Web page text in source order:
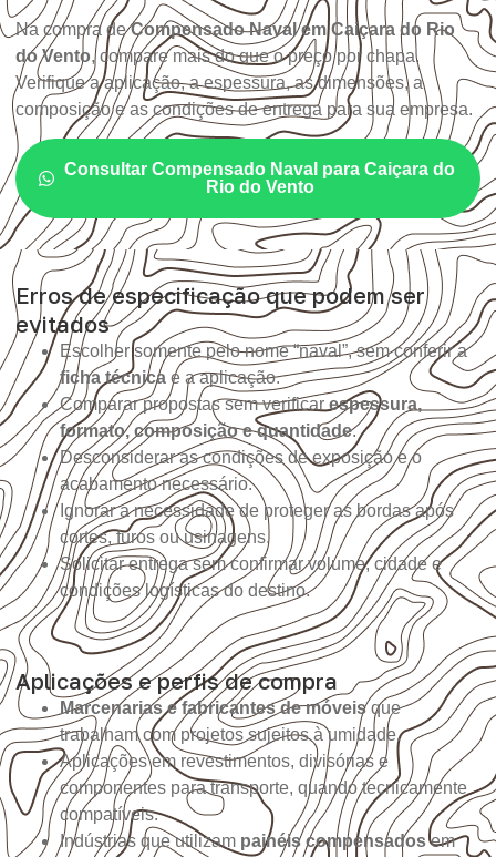
Na compra deCompensado Naval em Caiçara do Rio
do Vento, compare mais do que o preço por chapa.
Verifique a aplicação, a espessura, as dimensões, a
composição e as condições de entrega para sua empresa.
Consultar Compensado Naval para Caiçara do
Rio do Vento
Erros de especificação que podem ser
evitados
Escolher somente pelo nome “naval”, sem conferir a
ficha técnica e a aplicação.
Comparar propostas sem verificar espessura,
formato, composição e quantidade.
Desconsiderar as condições de exposição e o
acabamento necessário.
Ignorar a necessidade de proteger as bordas após
cortes, furos ou usinagens.
Solicitar entrega sem confirmar volume, cidade e
condições logísticas do destino.
Aplicações e perfis de compra
Marcenarias e fabricantes de móveisque
trabalham com projetos sujeitos à umidade.
Aplicações em revestimentos, divisórias e
componentes para transporte, quando tecnicamente
compatíveis.
Indústrias que utilizam painéis compensadosem